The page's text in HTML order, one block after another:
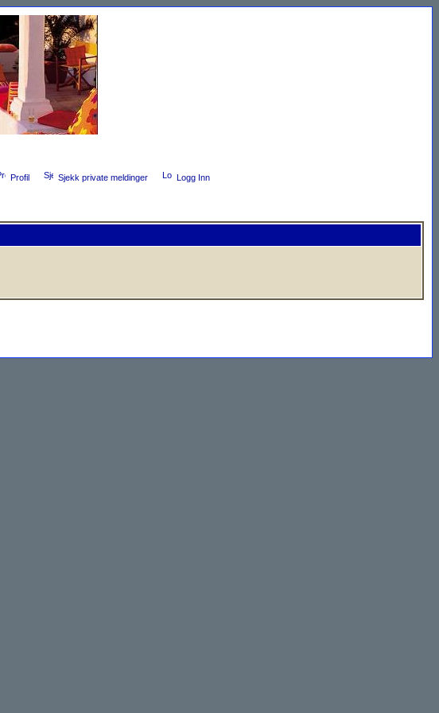
Profil Sjekk private meldinger Logg Inn